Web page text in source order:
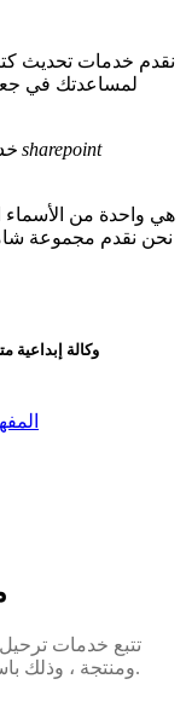
لمساعدتك في
نحن نقدم مجموعة
وكالة إبداعية
02.
تتبع خدمات ترحيل
ومنتجة ، وذلك باستخدام حل ترحيل المعلومات الذي نقدمه.